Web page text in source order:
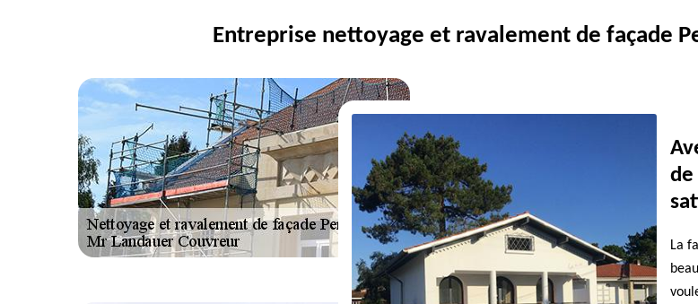
Entreprise nettoyage et ravalement de façade
de
La